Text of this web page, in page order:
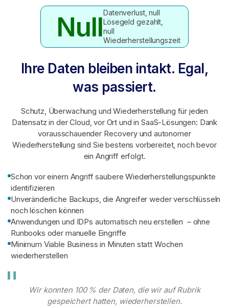
Wir konnten 100 % der Daten, die wir auf Rubrik
gespeichert hatten, wiederherstellen.
NullDatenverlust, null
Lösegeld gezahlt,
null
Wiederherstellungszeit
Ihre Daten bleiben intakt. Egal,
was passiert.
Schutz, Überwachung und Wiederherstellung für jeden
Datensatz in der Cloud, vor Ort und in SaaS-Lösungen: Dank
vorausschauender Recovery und autonomer
Wiederherstellung sind Sie bestens vorbereitet, noch bevor
ein Angriff erfolgt.
Schon vor einem Angriff saubere Wiederherstellungspunkte
identifizieren
Unveränderliche Backups, die Angreifer weder verschlüsseln
noch löschen können
Anwendungen und IDPs automatisch neu erstellen – ohne
Runbooks oder manuelle Eingriffe
Minimum Viable Business in Minuten statt Wochen
wiederherstellen